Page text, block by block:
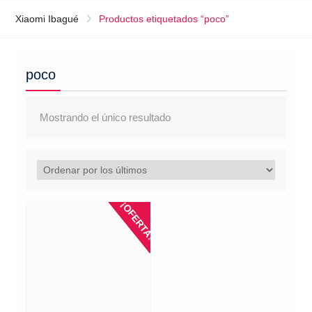
Xiaomi Ibagué Productos etiquetados “poco”
poco
Mostrando el único resultado
¡OFERTA!